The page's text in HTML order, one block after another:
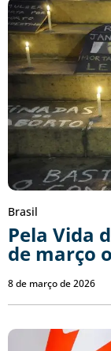
Brasil
Pela Vida
de março
8 de março de 2026